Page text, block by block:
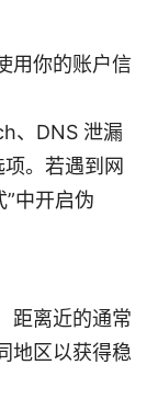
用你的账户信
、DNS 泄漏
。若遇到网
中开启伪
距离近的通常
地区以获得稳